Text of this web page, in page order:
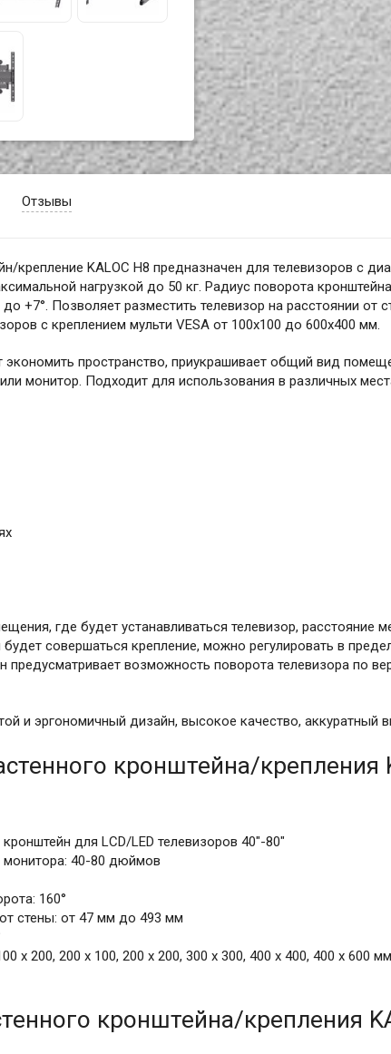
Отзывы
крепление KALOC H8 предназначен для телевизоров с
нагрузкой до 50 кг. Радиус поворота
до +7°. Позволяет разместить телевизор на расстоянии от
с креплением мульти VESA от 100х100 до 600х400 мм.
экономить пространство, приукрашивает общий вид
монитор. Подходит для использования в различных
где будет устанавливаться телевизор, расстояние
будет совершаться крепление, можно регулировать в
возможность поворота телевизора по
и эргономичный дизайн, высокое качество, аккуратный
кронштейна/крепления
для LCD/LED телевизоров 40"-80"
40-80 дюймов
160°
стены: от 47 мм до 493 мм
x 200, 200 x 100, 200 x 200, 300 x 300, 400 x 400, 400 x 600
кронштейна/крепления